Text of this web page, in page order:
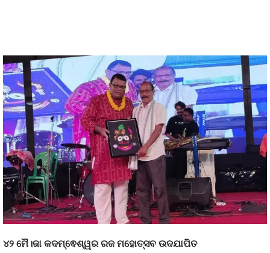
୪୨ ମୈ।ଜା କଦମ୍ଵେଶ୍ୱର ରଜ ମହୋତ୍ସବ ଉଦଯାପିତ